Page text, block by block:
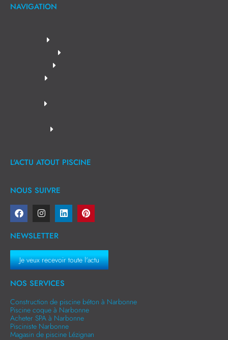
NAVIGATION
L'ACTU ATOUT PISCINE
NOUS SUIVRE
NEWSLETTER
Je veux recevoir toute l'actu
NOS SERVICES
Construction de piscine béton à Narbonne
Piscine coque à Narbonne
Acheter SPA à Narbonne
Pisciniste Narbonne
Magasin de piscine Lézignan